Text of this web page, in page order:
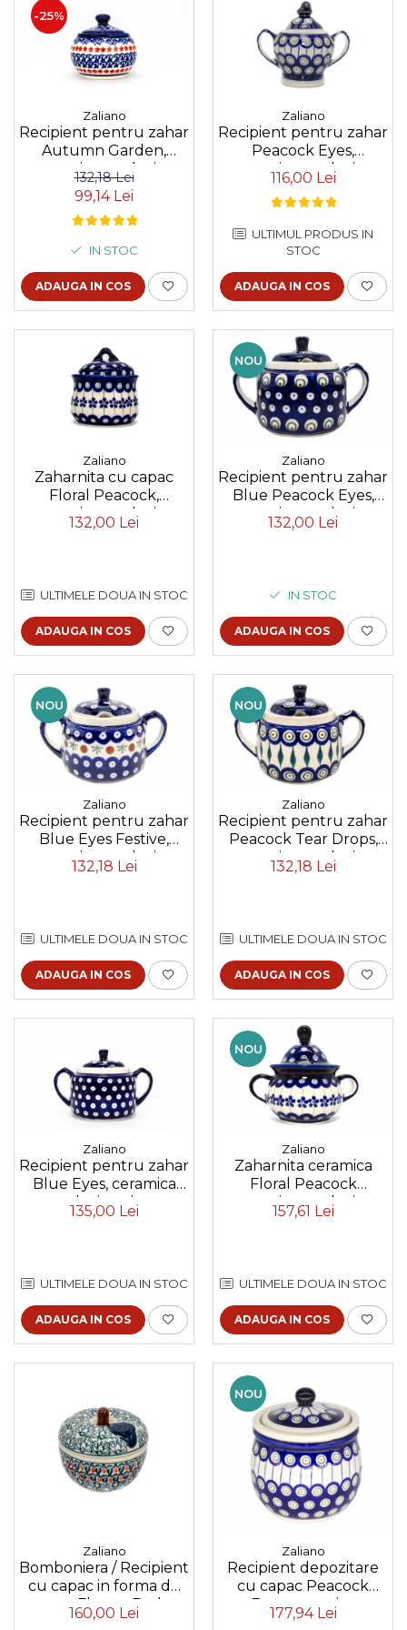
Colectia Blue Spring
-25%
Zaliano
Recipient pentru zahar
Autumn Garden,
ceramica smaltuita,
pictat manual, 150 ml
132,18 Lei
99,14 Lei
IN STOC
ADAUGA IN COS
Zaliano
Recipient pentru zahar
Peacock Eyes,
ceramica smaltuita,
pictat manual, 250 ml
116,00 Lei
ULTIMUL PRODUS IN
STOC
ADAUGA IN COS
Zaliano
Zaharnita cu capac
Floral Peacock,
ceramica smaltuita,
pictat manual, 200 ml
132,00 Lei
ULTIMELE DOUA IN STOC
ADAUGA IN COS
NOU
Zaliano
Recipient pentru zahar
Blue Peacock Eyes,
ceramica smaltuita,
pictat manual, 350 ml
132,00 Lei
IN STOC
ADAUGA IN COS
NOU
Zaliano
Recipient pentru zahar
Blue Eyes Festive,
ceramica smaltuita,
pictat manual, 350 ml
132,18 Lei
ULTIMELE DOUA IN STOC
ADAUGA IN COS
NOU
Zaliano
Recipient pentru zahar
Peacock Tear Drops,
ceramica smaltuita,
pictat manual, 350 ml
132,18 Lei
ULTIMELE DOUA IN STOC
ADAUGA IN COS
Zaliano
Recipient pentru zahar
Blue Eyes, ceramica
smaltuita, pictat
manual, 350 ml
135,00 Lei
ULTIMELE DOUA IN STOC
ADAUGA IN COS
NOU
Zaliano
Zaharnita ceramica
Floral Peacock
ceramica smaltuita,
pictata manual, 350 ml
157,61 Lei
ULTIMELE DOUA IN STOC
ADAUGA IN COS
Zaliano
Bomboniera / Recipient
cu capac in forma de
mar Flower Bed,
ceramica smaltuita,
160,00 Lei
NOU
Zaliano
Recipient depozitare
cu capac Peacock
Eyes, ceramica
smaltuita, pictat
177,94 Lei